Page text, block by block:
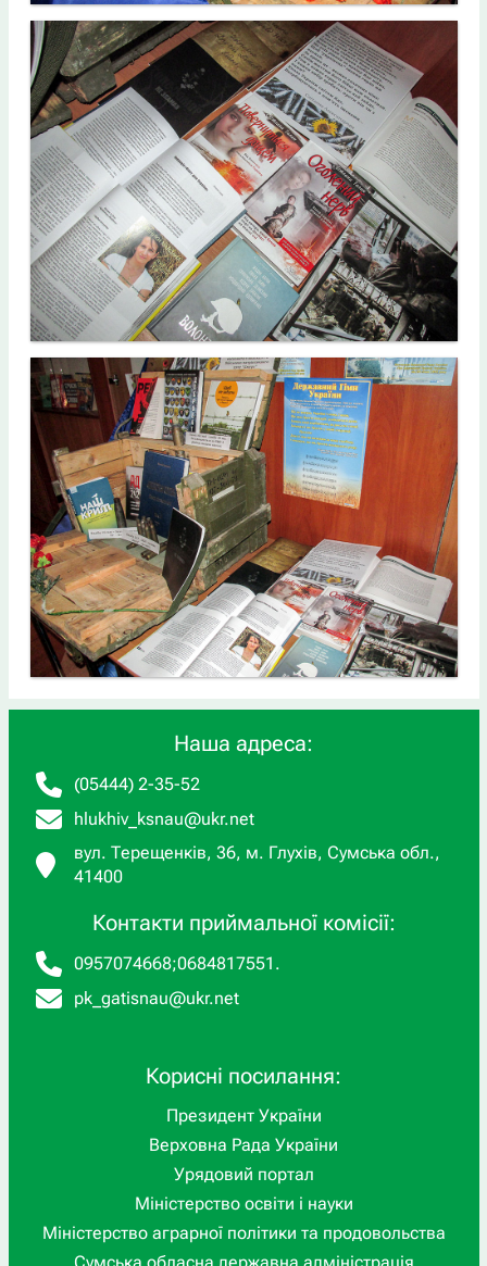
Наша адреса:
(05444) 2-35-52
hlukhiv_ksnau@ukr.net
вул. Терещенків, 36, м. Глухів, Сумська обл.,
41400
Контакти приймальної комісії:
0957074668;0684817551 .
pk_gatisnau@ukr.net
Корисні посилання:
Президент України
Верховна Рада України
Урядовий портал
Міністерство освіти і науки
Міністерство аграрної політики та продовольства